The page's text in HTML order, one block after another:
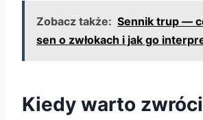
Zobacz także: Sennik trup —
sen o zwłokach i jak go
Kiedy warto